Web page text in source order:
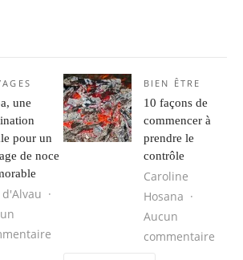
une
pour un
de noce
d'Alvau
sur Cuba, une destination idéale
BIEN ÊTRE
10 façons de
commencer à
prendre le
contrôle
Caroline
Hosana
Aucun
commentaire